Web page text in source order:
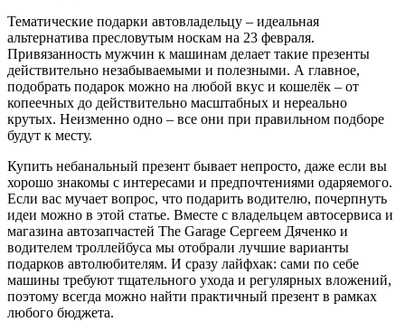
Тематические подарки автовладельцу – идеальная
альтернатива пресловутым носкам на 23 февраля.
Привязанность мужчин к машинам делает такие презенты
действительно незабываемыми и полезными. А главное,
подобрать подарок можно на любой вкус и кошелёк – от
копеечных до действительно масштабных и нереально
крутых. Неизменно одно – все они при правильном подборе
будут к месту.
Купить небанальный презент бывает непросто, даже если вы
хорошо знакомы с интересами и предпочтениями одаряемого.
Если вас мучает вопрос, что подарить водителю, почерпнуть
идеи можно в этой статье. Вместе с владельцем автосервиса и
магазина автозапчастей The Garage Сергеем Дяченко и
водителем троллейбуса мы отобрали лучшие варианты
подарков автолюбителям. И сразу лайфхак: сами по себе
машины требуют тщательного ухода и регулярных вложений,
поэтому всегда можно найти практичный презент в рамках
любого бюджета.